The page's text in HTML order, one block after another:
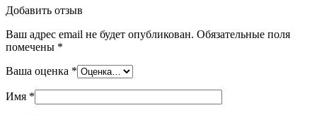
Добавить отзыв
Ваш адрес email не будет опубликован. Обязательные поля
помечены *
Ваша оценка *
Имя *